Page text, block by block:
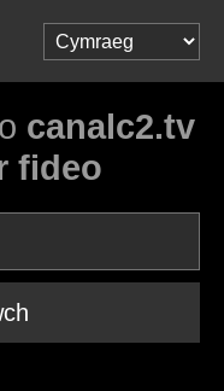
canalc2.tv
fideo